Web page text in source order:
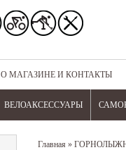
О МАГАЗИНЕ И КОНТАКТЫ
ВЕЛОАКСЕССУАРЫ
Главная »